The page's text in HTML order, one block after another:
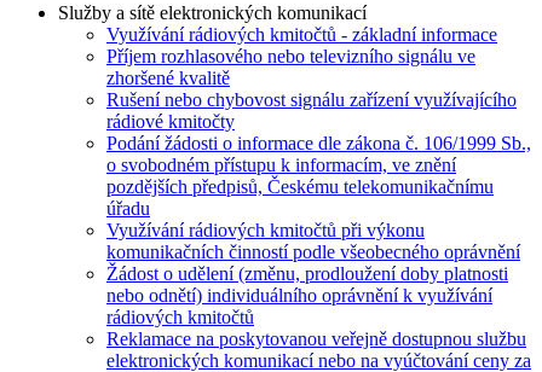
Služby a sítě elektronických komunikací
Využívání rádiových kmitočtů - základní informace
Příjem rozhlasového nebo televizního signálu ve
zhoršené kvalitě
Rušení nebo chybovost signálu zařízení využívajícího
rádiové kmitočty
Podání žádosti o informace dle zákona č. 106/1999 Sb.,
o svobodném přístupu k informacím, ve znění
pozdějších předpisů, Českému telekomunikačnímu
úřadu
Využívání rádiových kmitočtů při výkonu
komunikačních činností podle všeobecného oprávnění
Žádost o udělení (změnu, prodloužení doby platnosti
nebo odnětí) individuálního oprávnění k využívání
rádiových kmitočtů
Reklamace na poskytovanou veřejně dostupnou službu
elektronických komunikací nebo na vyúčtování ceny za